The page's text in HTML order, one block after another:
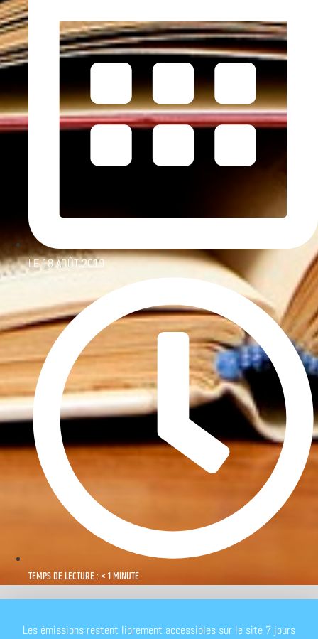
LE18 AOÛT 2019
TEMPS DE LECTURE : < 1 MINUTE
Les émissions restent librement accessibles sur le site 7 jours